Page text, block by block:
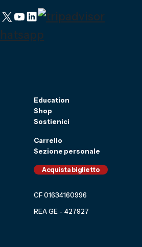
Education
Shop
Sostienici
Carrello
Sezione personale
Acquista biglietto
CF 01634160996
REA GE - 427927